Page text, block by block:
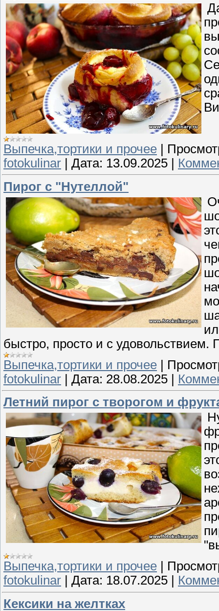
Выпечка,тортики и прочее
fotokulinar
Дата: 13.09.2025
Пирог с "Нутеллой"
быстро, просто и с удовольствием.
Выпечка,тортики и прочее |
fotokulinar | Дата: 28.08.2025 |
Летний пирог с творогом и
Выпечка,тортики и прочее
fotokulinar
Дата: 18.07.2025
Кексики на желтках